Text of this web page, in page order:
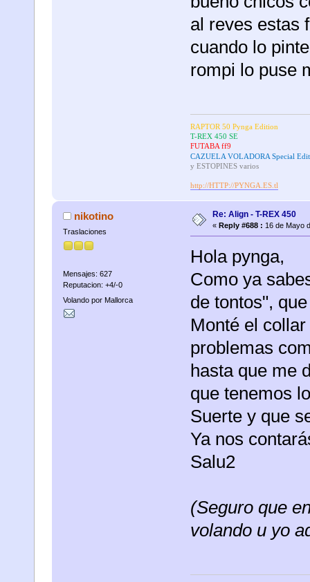
al reves estas
cuando lo
rompi lo puse
RAPTOR 50 Pynga Edition
T-REX 450 SE
FUTABA ff9
CAZUELA VOLADORA Special
y ESTOPINES varios
http://HTTP://PYNGA.ES.tl
nikotino
Traslaciones
Mensajes: 627
Reputacion: +4/-0
Volando por Mallorca
Re: Align - T-REX 450
« Reply #688 : 16 de Mayo
Hola pynga,
Como ya
de tontos",
Monté el
problemas
hasta que me
que tenemos
Suerte y que
Ya nos
Salu2
(Seguro que
volando u yo